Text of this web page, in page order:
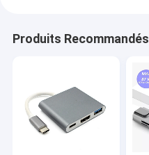
Produits Recommandés